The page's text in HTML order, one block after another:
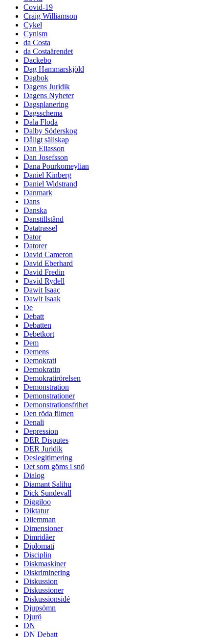
Covid-19
Craig Williamson
Cykel
Cynism
da Costa
da Costaärendet
Dackebo
Dag Hammarskjöld
Dagbok
Dagens Juridik
Dagens Nyheter
Dagsplanering
Dagsschema
Dala Floda
Dalby Söderskog
Dåligt sällskap
Dan Eliasson
Dan Josefsson
Dana Pourkomeylian
Daniel Kinberg
Daniel Widstrand
Danmark
Dans
Danska
Danstillstånd
Datatrassel
Dator
Datorer
David Cameron
David Eberhard
David Fredin
David Rydell
Dawit Isaac
Dawit Isaak
De
Debatt
Debatten
Debetkort
Dem
Demens
Demokrati
Demokratin
Demokratirörelsen
Demonstration
Demonstrationer
Demonstrationsfrihet
Den röda filmen
Denali
Depression
DER Disputes
DER Juridik
Deslegitimering
Det som göms i snö
Dialog
Diamant Salihu
Dick Sundevall
Diggiloo
Diktatur
Dilemman
Dimensioner
Dimridåer
Diplomati
Disciplin
Diskmaskiner
Diskriminering
Diskussion
Diskussioner
Diskussionsidé
Djupsömn
Djurö
DN
DN Debatt